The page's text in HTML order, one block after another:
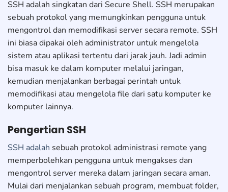
SSH adalah singkatan dari Secure Shell. SSH merupakan
sebuah protokol yang memungkinkan pengguna untuk
mengontrol dan memodifikasi server secara remote. SSH
ini biasa dipakai oleh administrator untuk mengelola
sistem atau aplikasi tertentu dari jarak jauh. Jadi admin
bisa masuk ke dalam komputer melalui jaringan,
kemudian menjalankan berbagai perintah untuk
memodifikasi atau mengelola file dari satu komputer ke
komputer lainnya.
Pengertian SSH
SSH adalah sebuah protokol administrasi remote yang
memperbolehkan pengguna untuk mengakses dan
mengontrol server mereka dalam jaringan secara aman.
Mulai dari menjalankan sebuah program, membuat folder,